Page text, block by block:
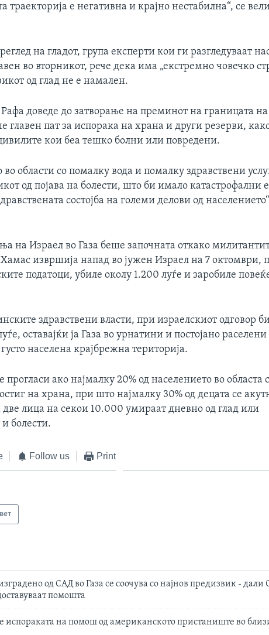
е негативна и крајно нестабилна“, се
на гладот, група експерти кои ги разгледуваат
во вторникот, рече дека има „екстремно човечко
од глад не е намален.
доведе до затворање на преминот на границата на
главен пат за испорака на храна и други резерви,
кои беа тешко болни или повредени.
области со помалку вода и помалку здравствени
од појава на болести, што би имало катастрофални
состојба на големи делови од
на Израел во Газа беше започната откако
извршија напад во јужен Израел на 7 октомври,
податоци, убиле околу 1.200 луѓе и заробиле
здравствени власти, при израелскиот одговор
оставајќи ја Газа во урнатини и постојано раселени
населена крајбрежна територија.
прогласи ако најмалку 20% од населението во областа
на храна, при што најмалку 30% од децата се
лица на секои 10.000 умираат дневно од глад или
болести.
Follow us Print
од САД во Газа се соочува со најнов предизвик - дали
помошта
испораката на помош од американското пристаниште во